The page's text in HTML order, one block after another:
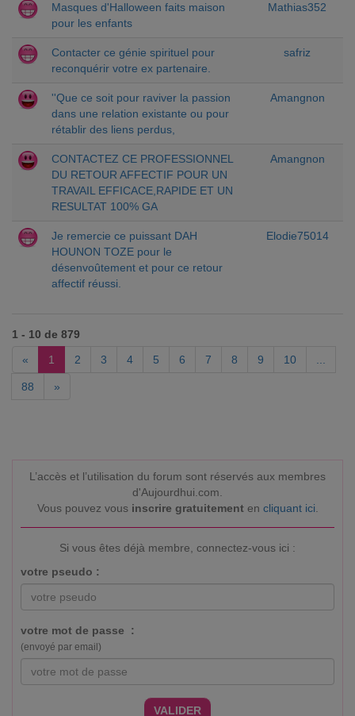
Masques d'Halloween faits maison
pour les enfants
Mathias352
Contacter ce génie spirituel pour
reconquérir votre ex partenaire.
safriz
''Que ce soit pour raviver la passion
dans une relation existante ou pour
rétablir des liens perdus,
Amangnon
CONTACTEZ CE PROFESSIONNEL
DU RETOUR AFFECTIF POUR UN
TRAVAIL EFFICACE,RAPIDE ET UN
RESULTAT 100% GA
Amangnon
Je remercie ce puissant DAH
HOUNON TOZE pour le
désenvoûtement et pour ce retour
affectif réussi.
Elodie75014
1 - 10 de 879
«
1 2 3 4 5 6 7 8 9 10
88 »
L’accès et l’utilisation du forum sont réservés aux membres
d'Aujourdhui.com.
Vous pouvez vous inscrire gratuitementen cliquant ici
Si vous êtes déjà membre, connectez-vous ici :
votre pseudo :
votre mot de passe :
(envoyé par email)
VALIDER